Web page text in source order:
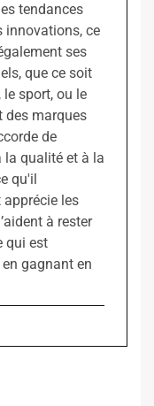
tendances
innovations, ce
ses
que ce soit
sport, ou le
des marques
de
la qualité et à la
qu'il
les
à rester
qui est
gagnant en